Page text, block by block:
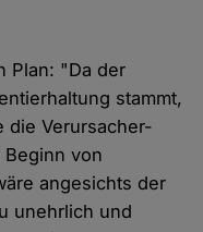
Plan: "Da der
stammt,
die Verursacher-
von
angesichts der
unehrlich und